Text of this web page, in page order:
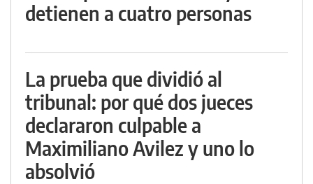
detienen a cuatro personas
La prueba que dividió al
tribunal: por qué dos jueces
declararon culpable a
Maximiliano Avilez y uno lo
absolvió